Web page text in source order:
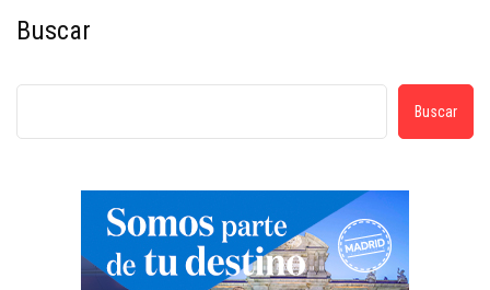
Buscar
Buscar